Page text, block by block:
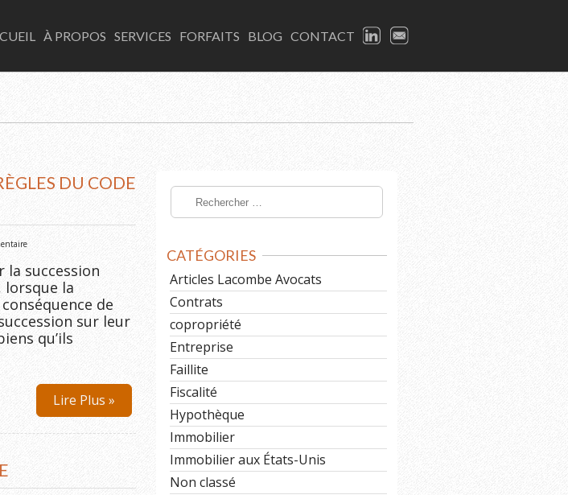
À PROPOS SERVICES FORFAITS BLOG CONTACT
LINKEDIN
DU CODE
la succession
lorsque la
de
sur leur
qu’ils
Lire Plus »
CATÉGORIES
Articles Lacombe Avocats
Contrats
copropriété
Entreprise
Faillite
Fiscalité
Hypothèque
Immobilier
Immobilier aux États-Unis
Non classé